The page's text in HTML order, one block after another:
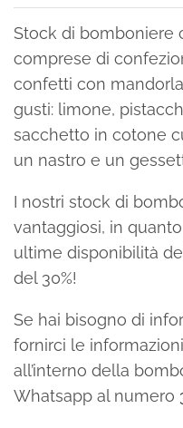
Stock di bomboniere
comprese di
confetti con
gusti: limone,
sacchetto in cotone
un nastro e un
I nostri stock di
vantaggiosi, in
ultime disponibilità
del 30%!
Se hai bisogno di
fornirci le
all’interno della
Whatsapp al numero